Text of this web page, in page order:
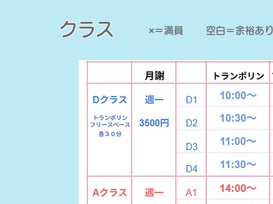
​クラス ​×＝満員 空白＝余裕あ